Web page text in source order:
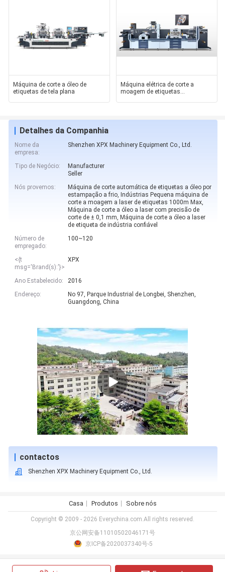
Máquina de corte a óleo de
etiquetas de tela plana
Máquina elétrica de corte a
moagem de etiquetas
Detalhes da Companhia
Nome da
empresa:
Shenzhen XPX Machinery Equipment Co., Ltd.
Tipo de Negócio:
Manufacturer
Seller
Nós provemos:
Máquina de corte automática de etiquetas a óleo por
estampação a frio, Indústrias Pequena máquina de
corte a moagem a laser de etiquetas 1000m Max,
Máquina de corte a óleo a laser com precisão de
corte de ± 0,1 mm, Máquina de corte a óleo a laser
de etiqueta de indústria confiável
Número de
empregado:
100~120
<{t
msg='Brand(s):'}>
XPX
Ano Estabelecido:
2016
Endereço:
No 97, Parque Industrial de Longbei, Shenzhen,
Guangdong, China
contactos
Shenzhen XPX Machinery Equipment Co., Ltd.
Casa Produtos Sobre nós
Copyright © 2009 - 2026 Everychina.com.All rights reserved.
京公网安备11010502046171号
京ICP备2020037340号-5